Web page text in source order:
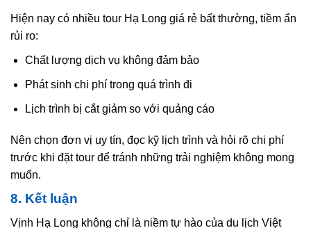
Hiện nay có nhiều tour Hạ Long giá rẻ bất thường, tiềm ẩn
rủi ro:
Chất lượng dịch vụ không đảm bảo
Phát sinh chi phí trong quá trình đi
Lịch trình bị cắt giảm so với quảng cáo
Nên chọn đơn vị uy tín, đọc kỹ lịch trình và hỏi rõ chi phí
trước khi đặt tour để tránh những trải nghiệm không mong
muốn.
8. Kết luận
Vịnh Hạ Long không chỉ là niềm tự hào của du lịch Việt